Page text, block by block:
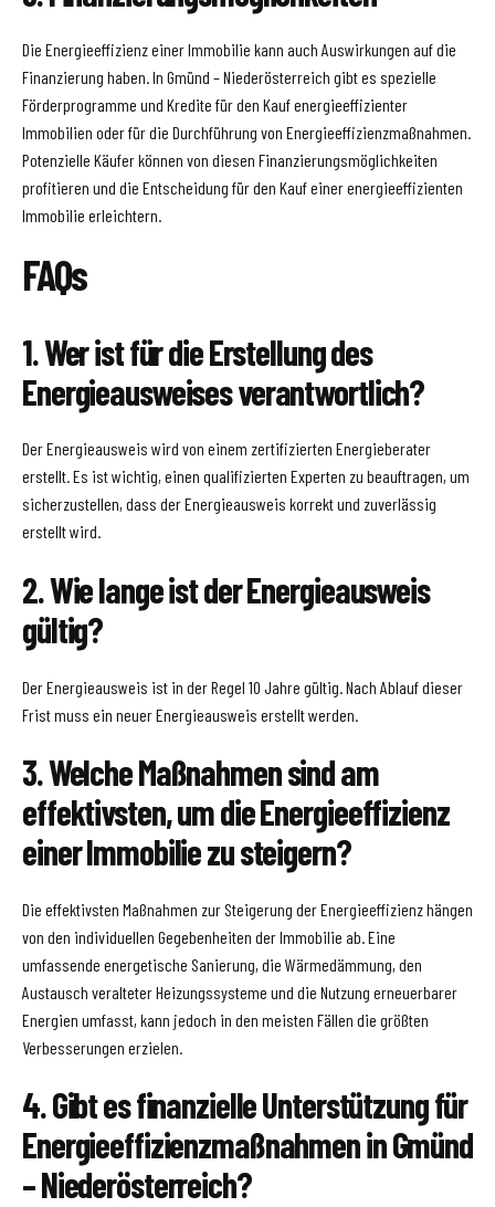
Die Energieeffizienz einer Immobilie kann auch Auswirkungen auf die
Finanzierung haben. In Gmünd – Niederösterreich gibt es spezielle
Förderprogramme und Kredite für den Kauf energieeffizienter
Immobilien oder für die Durchführung von Energieeffizienzmaßnahmen.
Potenzielle Käufer können von diesen Finanzierungsmöglichkeiten
profitieren und die Entscheidung für den Kauf einer energieeffizienten
Immobilie erleichtern.
FAQs
1. Wer ist für die Erstellung des
Energieausweises verantwortlich?
Der Energieausweis wird von einem zertifizierten Energieberater
erstellt. Es ist wichtig, einen qualifizierten Experten zu beauftragen, um
sicherzustellen, dass der Energieausweis korrekt und zuverlässig
erstellt wird.
2. Wie lange ist der Energieausweis
gültig?
Der Energieausweis ist in der Regel 10 Jahre gültig. Nach Ablauf dieser
Frist muss ein neuer Energieausweis erstellt werden.
3. Welche Maßnahmen sind am
effektivsten, um die Energieeffizienz
einer Immobilie zu steigern?
Die effektivsten Maßnahmen zur Steigerung der Energieeffizienz hängen
von den individuellen Gegebenheiten der Immobilie ab. Eine
umfassende energetische Sanierung, die Wärmedämmung, den
Austausch veralteter Heizungssysteme und die Nutzung erneuerbarer
Energien umfasst, kann jedoch in den meisten Fällen die größten
Verbesserungen erzielen.
4. Gibt es finanzielle Unterstützung für
Energieeffizienzmaßnahmen in Gmünd
– Niederösterreich?